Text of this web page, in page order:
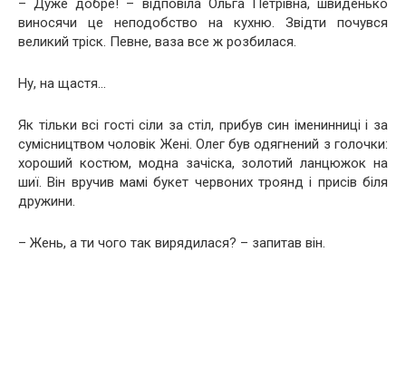
– Дуже добре! – відповіла Ольга Петрівна, швиденько
виносячи це неподобство на кухню. Звідти почувся
великий тріск. Певне, ваза все ж розбилася.
Ну, на щастя…
Як тільки всі гості сіли за стіл, прибув син іменинниці і за
сумісництвом чоловік Жені. Олег був одягнений з голочки:
хороший костюм, модна зачіска, золотий ланцюжок на
шиї. Він вручив мамі букет червоних троянд і присів біля
дружини.
– Жень, а ти чого так вирядилася? – запитав він.